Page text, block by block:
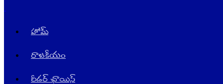
హోమ్
రాజ‌కీయం
రీడర్ ఛాయిస్